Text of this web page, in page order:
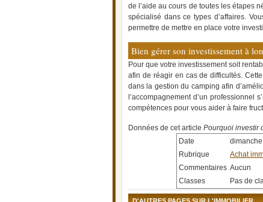
de l’aide au cours de toutes les étapes
spécialisé dans ce types d’affaires.
permettre de mettre en place votre
Bien gérer son investissement à
Pour que votre investissement soit
afin de réagir en cas de difficultés.
dans la gestion du camping afin
l’accompagnement d’un professionnel
compétences pour vous aider à faire
Données de cet article Pourquoi investir
Date
Rubrique
Achat
Commentaires Aucun
Classes
Pas de